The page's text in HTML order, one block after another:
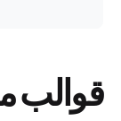
قوالب